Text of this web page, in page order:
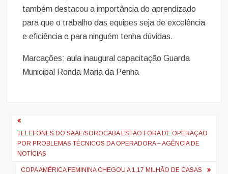
também destacou a importância do aprendizado
para que o trabalho das equipes seja de excelência
e eficiência e para ninguém tenha dúvidas.
Marcações: aula inaugural capacitação Guarda
Municipal Ronda Maria da Penha
Navegação
de
artigos
TELEFONES DO SAAE/SOROCABA ESTÃO FORA DE OPERAÇÃO
POR PROBLEMAS TÉCNICOS DA OPERADORA – AGÊNCIA DE
NOTÍCIAS
COPA AMÉRICA FEMININA CHEGOU A 1,17 MILHÃO DE CASAS